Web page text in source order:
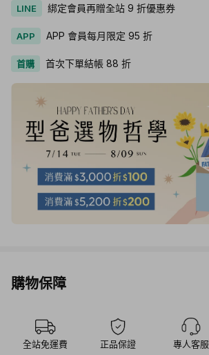
LINE 綁定會員再贈全站 9 折優惠券
APP APP 會員每月限定 95 折
首購 首次下單結帳 88 折
購物保障
全站免運費 正品保證 專人客服